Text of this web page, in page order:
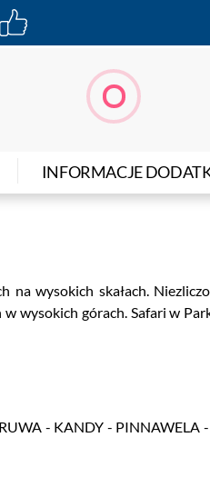
Blog
na tropikalnej
INFORMACJE
wysokich skałach.
wysokich górach. Safari w
- KANDY - PINNAWELA -